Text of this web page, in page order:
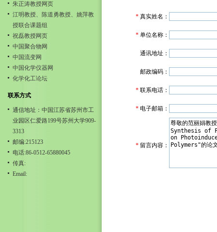
朱正涛教授网页
江明教授、陈道勇教授、姚萍教
授联合课题组
祝磊教授网页
中国聚合物网
中国流变网
中国化学仪器网
化学化工论坛
联系方式
通信地址：中国江苏省苏州市工
业园区仁爱路199号苏州大学909-
3313
邮编:215123
电话:86-0512-65880045
传真:
Email:
* 真实姓名：
* 单位名称：
通讯地址：
邮政编码：
* 联系电话：
* 电子邮箱：
* 留言内容：